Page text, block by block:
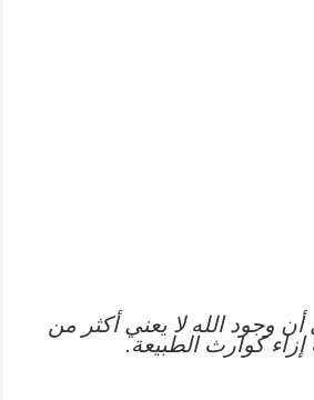
وجود الله لا يعني أكثر من
كوارث الطبيعة.